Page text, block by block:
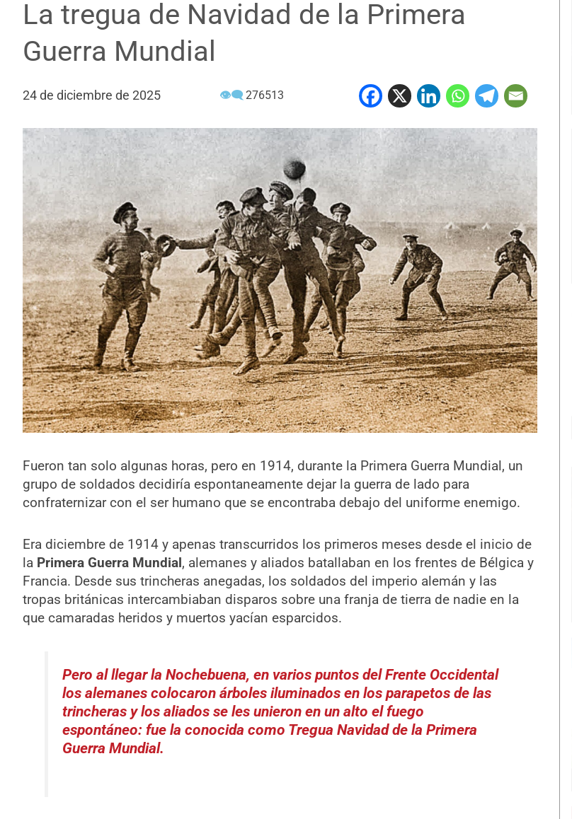
La tregua de Navidad de la Primera
Guerra Mundial
24 de diciembre de 2025 👁‍🗨 276513
Fueron tan solo algunas horas, pero en 1914, durante la Primera Guerra Mundial, un
grupo de soldados decidiría espontaneamente dejar la guerra de lado para
confraternizar con el ser humano que se encontraba debajo del uniforme enemigo.
Era diciembre de 1914 y apenas transcurridos los primeros meses desde el inicio de
la Primera Guerra Mundial, alemanes y aliados batallaban en los frentes de Bélgica y
Francia. Desde sus trincheras anegadas, los soldados del imperio alemán y las
tropas británicas intercambiaban disparos sobre una franja de tierra de nadie en la
que camaradas heridos y muertos yacían esparcidos.
Pero al llegar la Nochebuena, en varios puntos del Frente Occidental
los alemanes colocaron árboles iluminados en los parapetos de las
trincheras y los aliados se les unieron en un alto el fuego
espontáneo: fue la conocida como Tregua Navidad de la Primera
Guerra Mundial.